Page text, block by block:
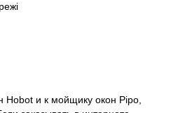
Hobot и к мойщику окон Pipo,